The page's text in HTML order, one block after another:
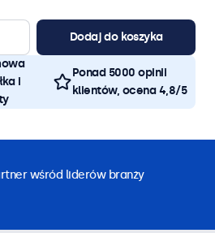
Dodaj do koszyka
i
Ponad 5000 opinii
klientów, ocena 4,8/5
wśród liderów branży